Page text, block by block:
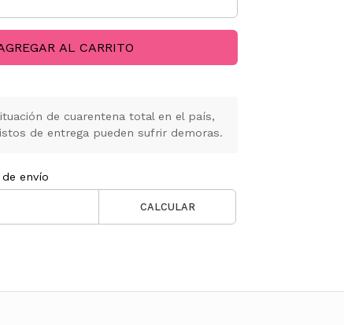
AL CARRITO
de cuarentena total en el país,
de entrega pueden sufrir demoras.
envío
CALCULAR